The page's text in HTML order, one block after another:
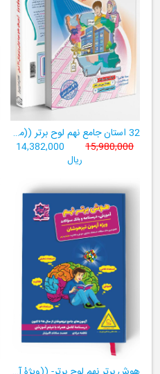
32 استان جامع نهم لوح برتر ((مجموعه آزمون‌های وروردی دبیرستان‌های نمونه‌دولتی 31 استان کشور+ فیلم‌های آموزشی +سامانۀ آزمون ساز آنلاین))
15,980,000
14,382,000
ریال